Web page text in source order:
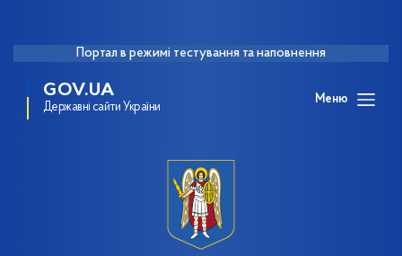
Портал в режимі тестування та наповнення
GOV.UA
Державні сайти України
Меню